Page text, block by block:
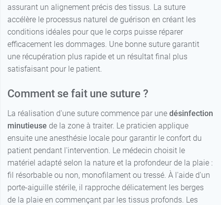
assurant un alignement précis des tissus. La suture
accélère le processus naturel de guérison en créant les
conditions idéales pour que le corps puisse réparer
efficacement les dommages. Une bonne suture garantit
une récupération plus rapide et un résultat final plus
satisfaisant pour le patient.
Comment se fait une suture ?
La réalisation d'une suture commence par une désinfection
minutieuse de la zone à traiter. Le praticien applique
ensuite une anesthésie locale pour garantir le confort du
patient pendant l'intervention. Le médecin choisit le
matériel adapté selon la nature et la profondeur de la plaie :
fil résorbable ou non, monofilament ou tressé. À l'aide d'un
porte-aiguille stérile, il rapproche délicatement les berges
de la plaie en commençant par les tissus profonds. Les